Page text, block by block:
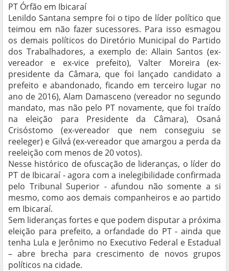
PT Órfão em Ibicaraí
Lenildo Santana sempre foi o tipo de líder político que
teimou em não fazer sucessores. Para isso esmagou
os demais políticos do Diretório Municipal do Partido
dos Trabalhadores, a exemplo de: Allain Santos (ex-
vereador e ex-vice prefeito), Valter Moreira (ex-
presidente da Câmara, que foi lançado candidato a
prefeito e abandonado, ficando em terceiro lugar no
ano de 2016), Alam Damasceno (vereador no segundo
mandato, mas não pelo PT novamente, que foi traído
na eleição para Presidente da Câmara), Osaná
Crisóstomo (ex-vereador que nem conseguiu se
reeleger) e Gilvá (ex-vereador que amargou a perda da
reeleição com menos de 20 votos).
Nesse histórico de ofuscação de lideranças, o líder do
PT de Ibicaraí - agora com a inelegibilidade confirmada
pelo Tribunal Superior - afundou não somente a si
mesmo, como aos demais companheiros e ao partido
em Ibicaraí.
Sem lideranças fortes e que podem disputar a próxima
eleição para prefeito, a orfandade do PT - ainda que
tenha Lula e Jerônimo no Executivo Federal e Estadual
– abre brecha para crescimento de novos grupos
políticos na cidade.